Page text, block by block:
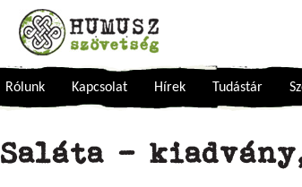
Rólunk Kapcsolat Hírek Tudástár
Saláta -